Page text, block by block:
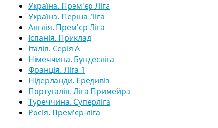
Україна. Прем'єр Ліга
Україна. Перша Ліга
Англія. Прем'єр Ліга
Іспанія. Приклад
Італія. Серія А
Німеччина. Бундесліга
Франція. Ліга 1
Нідерланди. Ередивіз
Португалія. Ліга Примейра
Туреччина. Суперліга
Росія. Прем'єр-ліга